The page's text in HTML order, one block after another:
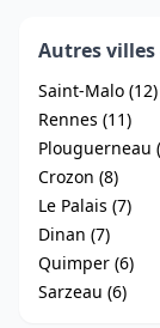
Autres
Saint-Malo (12)
Rennes (11)
Plouguerneau
Crozon (8)
Le Palais (7)
Dinan (7)
Quimper (6)
Sarzeau (6)